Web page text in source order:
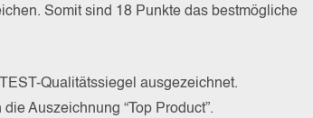
Somit sind 18 Punkte das bestmögliche
Qualitätssiegel ausgezeichnet.
Auszeichnung “Top Product”.